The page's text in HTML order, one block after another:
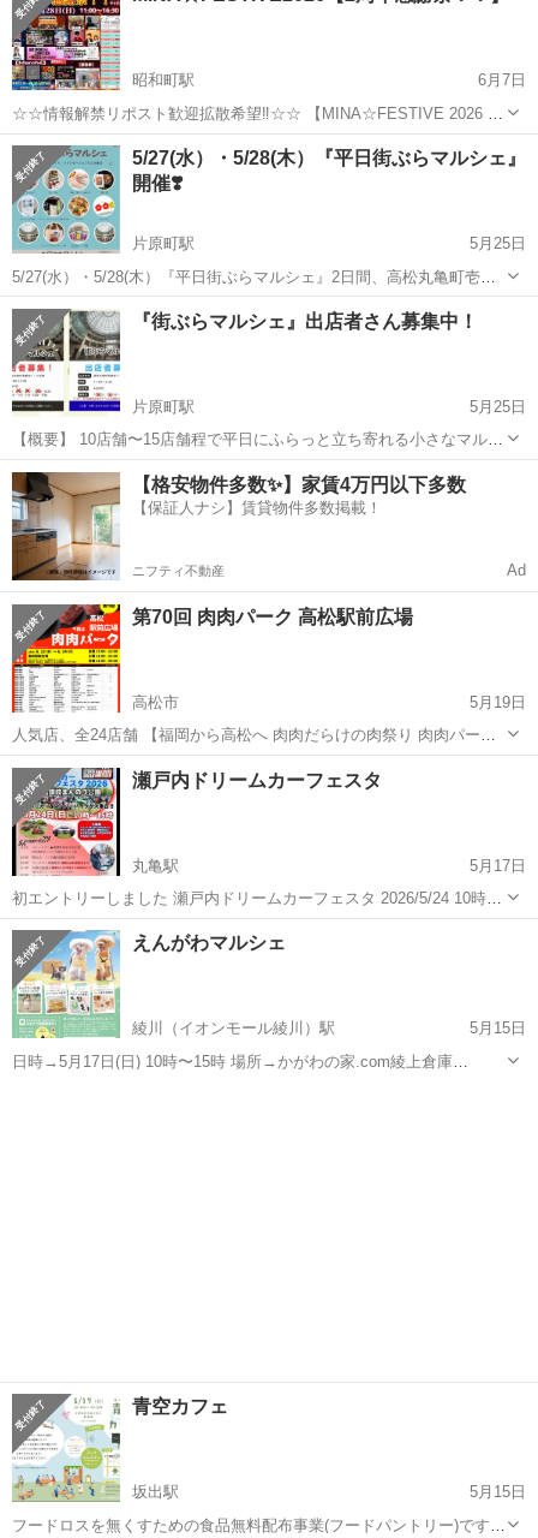
昭和町駅
6月7日
☆☆情報解禁リポスト歓迎拡散希望‼️☆☆ 【MINA☆FESTIVE 2026 2
周年感謝祭💐】 皆様のおかげでMINA☆FESTIVEは2周年を 迎えるこ
とができました‼️🙇‍♂️ 音楽・パフォーマンス・マルシェなど盛り...
香川 高松市 昭和町駅 地域/お祭り 感謝祭
5/27(水）・5/28(木）『平日街ぶらマルシェ』
開催❣️
片原町駅
5月25日
5/27(水）・5/28(木）『平日街ぶらマルシェ』2日間、高松丸亀町壱番
街ドーム広場にて開催します✨ 素敵なハンドメイド作家さんが集結
し、世界に一つだけの作品を販売します。 27日は… 布小物やアクセサ
リー、チョークア...
香川 高松市 片原町駅 地域/お祭り マルシェ
『街ぶらマルシェ』出店者さん募集中！
片原町駅
5月25日
【概要】 10店舗〜15店舗程で平日にふらっと立ち寄れる小さなマルシ
ェを開催しております。 毎月4回〜5回定期的に開催。 フード、ワーク
ショップ、雑貨、ハンドメイド、アパレル、物販、リラクゼーショ
ン、占いなどなんでもO...
香川 高松市 片原町駅 地域/お祭り マルシェ
【格安物件多数✨】家賃4万円以下多数
【保証人ナシ】賃貸物件多数掲載！
ニフティ不動産 Ad
第70回 肉肉パーク 高松駅前広場
高松市
5月19日
人気店、全24店舗 【福岡から高松へ 肉肉だらけの肉祭り 肉肉パーク
高松駅前広場】 みんな大好き、お肉人気店が大集合！ 各店ご自慢のお
香川 高松市 地域/お祭り
瀬戸内ドリームカーフェスタ
丸亀駅
5月17日
初エントリーしました 瀬戸内ドリームカーフェスタ 2026/5/24 10時〜
15時 香川県まんのう公園 小さなお子さん連れには 運転席、開放しま
す♪ 当日、ミニ四駆イベントや お子様抽選会や 色々とイベントあるみ
たい...
香川 丸亀市 丸亀駅 地域/お祭り
えんがわマルシェ
綾川（イオンモール綾川）駅
5月15日
日時→5月17日(日) 10時〜15時 場所→かがわの家.com綾上倉庫
青空カフェ
坂出駅
5月15日
フードロスを無くすための食品無料配布事業(フードパントリー)です。